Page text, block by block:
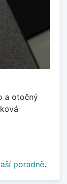
a otočný
poradně.